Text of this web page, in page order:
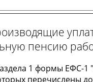
пенсию
1 формы ЕФС-1
перечислены